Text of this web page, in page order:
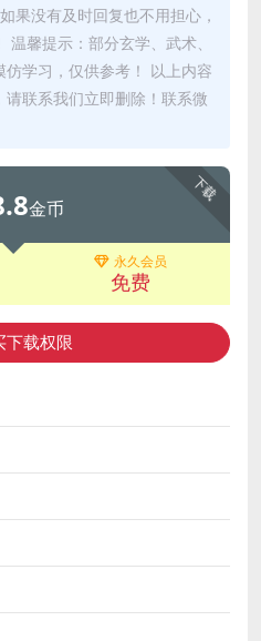
果没有及时回复也不用担心，
馨提示：部分玄学、武术、
学习，仅供参考！ 以上内容
联系我们立即删除！联系微
下载
金币
永久会员
免费
下载权限